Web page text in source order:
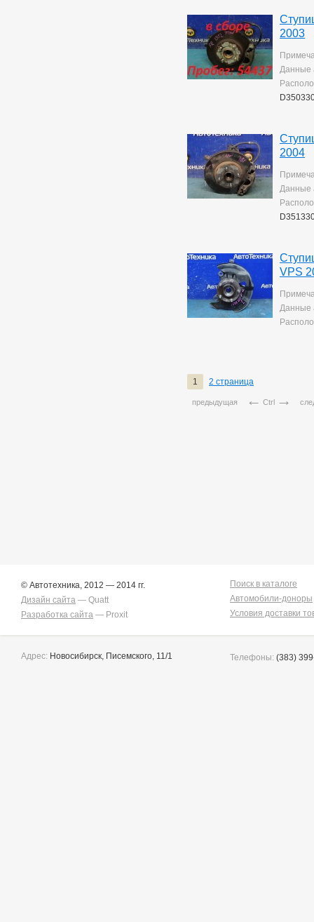
2003
Данные
2004
Данные
VPS
Данные
1 2 страница
предыдущая Ctrl
© Автотехника, 2012 — 2014 гг.
Дизайн сайта — Quatt
Разработка сайта — Proxit
Поиск в каталоге
Автомобили-доноры
Условия доставки
Адрес: Новосибирск, Писемского, 11/1 Телефоны: (383)